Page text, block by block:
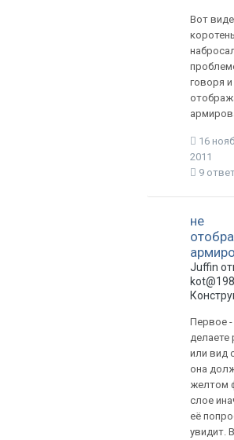
Вот виде
говоря и
16
2011
9
не
Juffin
Первое
делаете
или вид
она
желтом
слое
её
увидит.